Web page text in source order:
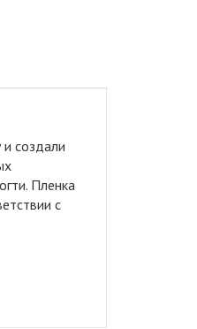
и создали
Пленка
с